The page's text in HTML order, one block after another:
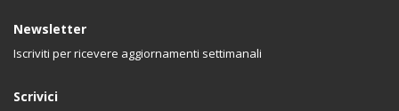
Newsletter
Iscriviti per ricevere aggiornamenti settimanali
Scrivici